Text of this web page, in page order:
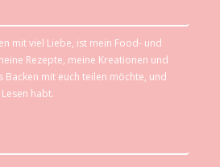
mit viel Liebe, ist mein Food- und
Rezepte, meine Kreationen und
Backen mit euch teilen möchte, und
habt.